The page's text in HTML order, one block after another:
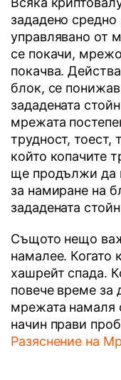
зададено
управлявано от
се покачи,
покачва.
блок, се
зададената
мрежата
трудност, тоест,
който копачите
ще продължи да
за намиране на
зададената
Същото нещо
намалее. Когато
хашрейт спада.
повече време за
мрежата намаля
начин прави
Разяснение на